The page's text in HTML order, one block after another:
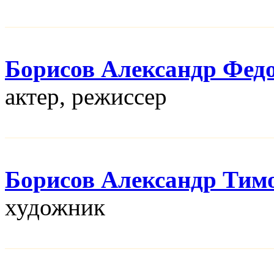
Борисов Александр
актер, режисcер
Борисов Александр
художник